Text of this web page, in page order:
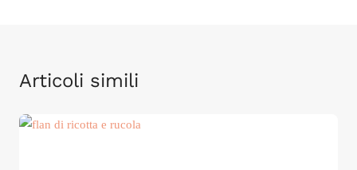
Articoli simili